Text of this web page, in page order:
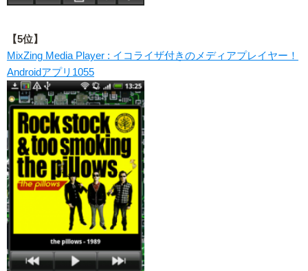
【5位】
MixZing Media Player : イコライザ付きのメディアプレイヤー！
Androidアプリ1055